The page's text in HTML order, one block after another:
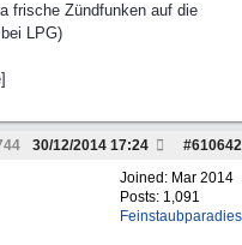
frische Zündfunken auf die
LPG)
#610642
30/12/2014 17:24
Joined: Mar 2014
Posts: 1,091
Feinstaubparadies